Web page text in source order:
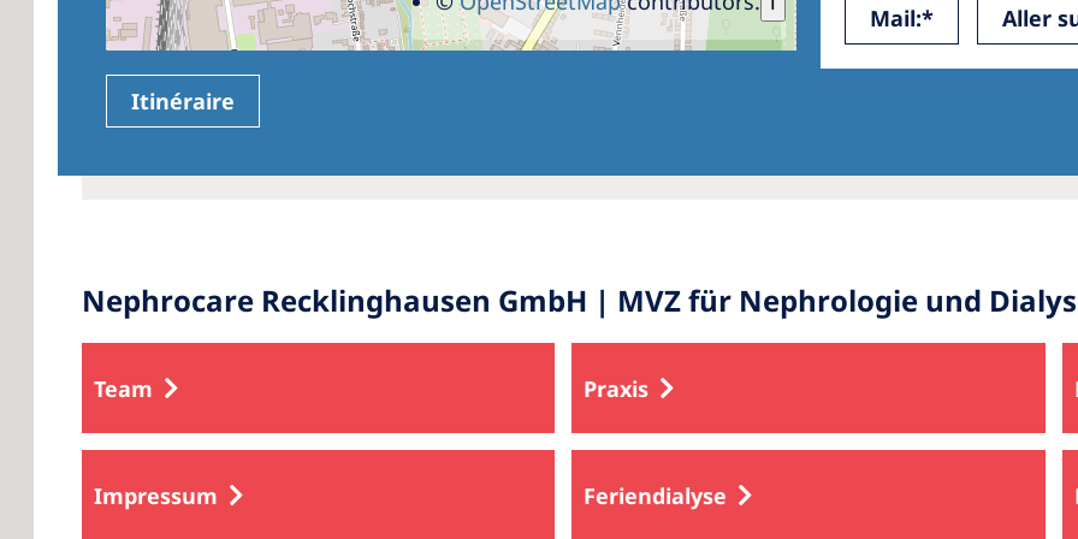
Itinéraire
Mail:* Aller
Nephrocare Recklinghausen GmbH | MVZ für Nephrologie und
Team Praxis
Impressum Feriendialyse